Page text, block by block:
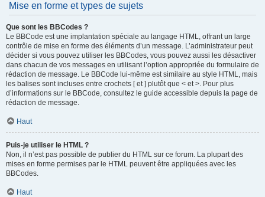
Mise en forme et types de sujets
Que sont les BBCodes ?
Le BBCode est une implantation spéciale au langage HTML, offrant un large
contrôle de mise en forme des éléments d’un message. L’administrateur peut
décider si vous pouvez utiliser les BBCodes, vous pouvez aussi les désactiver
dans chacun de vos messages en utilisant l’option appropriée du formulaire de
rédaction de message. Le BBCode lui-même est similaire au style HTML, mais
les balises sont incluses entre crochets [ et ] plutôt que < et >. Pour plus
d’informations sur le BBCode, consultez le guide accessible depuis la page de
rédaction de message.
Haut
Puis-je utiliser le HTML ?
Non, il n’est pas possible de publier du HTML sur ce forum. La plupart des
mises en forme permises par le HTML peuvent être appliquées avec les
BBCodes.
Haut